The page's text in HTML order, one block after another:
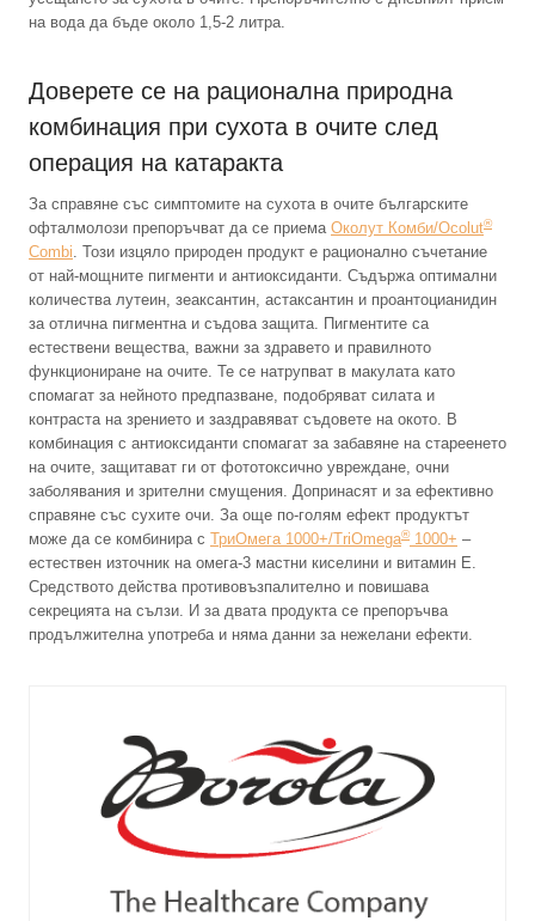
на вода да бъде около 1,5-2 литра.
Доверете се на рационална природна
комбинация при сухота в очите след
операция на катаракта
За справяне със симптомите на сухота в очите българските
офталмолози препоръчват да се приема Околут Комби/Ocolut®
Combi . Този изцяло природен продукт е рационално съчетание
от най-мощните пигменти и антиоксиданти. Съдържа оптимални
количества лутеин, зеаксантин, астаксантин и проантоцианидин
за отлична пигментна и съдова защита. Пигментите са
естествени вещества, важни за здравето и правилното
функциониране на очите. Те се натрупват в макулата като
спомагат за нейното предпазване, подобряват силата и
контраста на зрението и заздравяват съдовете на окото. В
комбинация с антиоксиданти спомагат за забавяне на стареенето
на очите, защитават ги от фототоксично увреждане, очни
заболявания и зрителни смущения. Допринасят и за ефективно
справяне със сухите очи. За още по-голям ефект продуктът
може да се комбинира с ТриОмега 1000+/TriOmega®1000+ –
естествен източник на омега-3 мастни киселини и витамин Е.
Средството действа противовъзпалително и повишава
секрецията на сълзи. И за двата продукта се препоръчва
продължителна употреба и няма данни за нежелани ефекти.